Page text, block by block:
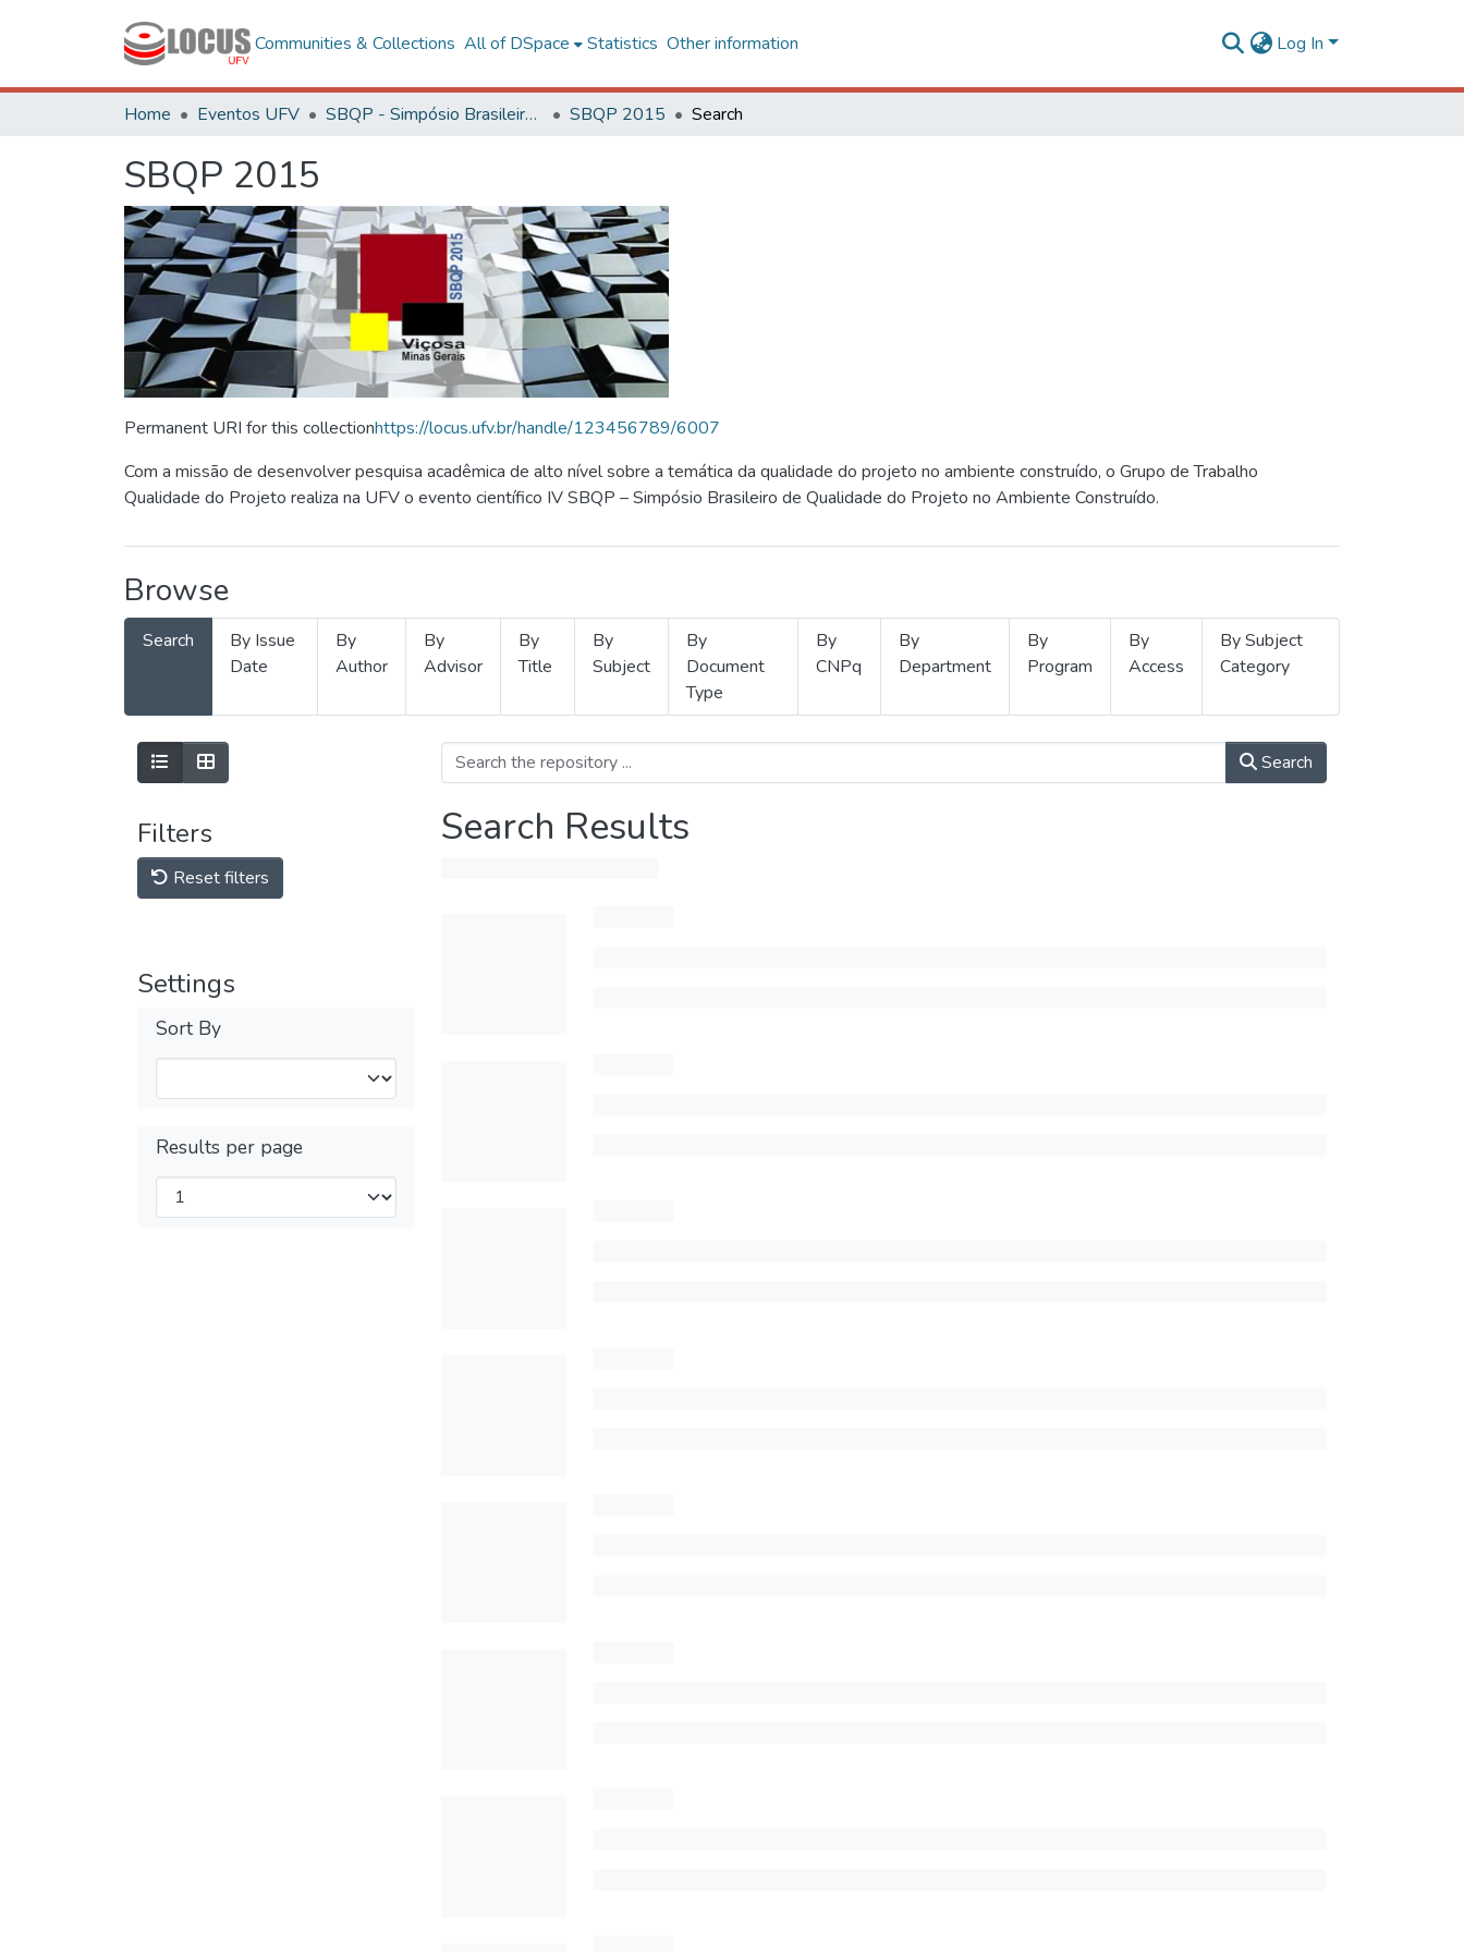
Communities & Collections All of DSpace Statistics Other information Log In
Home Eventos UFV SBQP - Simpósio Brasileiro de Qualidade do Projeto no Ambiente Construído SBQP 2015 Search
SBQP 2015
Permanent URI for this collectionhttps://locus.ufv.br/handle/123456789/6007
Com a missão de desenvolver pesquisa acadêmica de alto nível sobre a temática da qualidade do projeto no ambiente construído, o Grupo de Trabalho
Qualidade do Projeto realiza na UFV o evento científico IV SBQP – Simpósio Brasileiro de Qualidade do Projeto no Ambiente Construído.
Browse
Search
By Issue
Date
By
Author
By
Advisor
By
Title
By
Subject
By
Document
Type
By
CNPq
By
Department
By
Program
By
Access
By Subject
Category
Filters
Reset filters
Settings
Sort By
Results per page
Search
Search Results